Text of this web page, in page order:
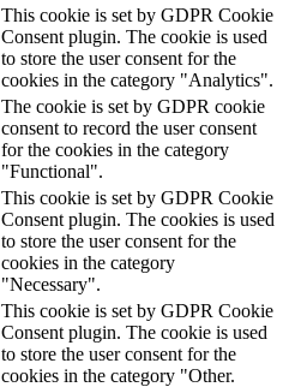
This cookie is set by GDPR Cookie
Consent plugin. The cookie is used
to store the user consent for the
cookies in the category "Analytics".
The cookie is set by GDPR cookie
consent to record the user consent
for the cookies in the category
"Functional".
This cookie is set by GDPR Cookie
Consent plugin. The cookies is used
to store the user consent for the
cookies in the category
"Necessary".
This cookie is set by GDPR Cookie
Consent plugin. The cookie is used
to store the user consent for the
cookies in the category "Other.